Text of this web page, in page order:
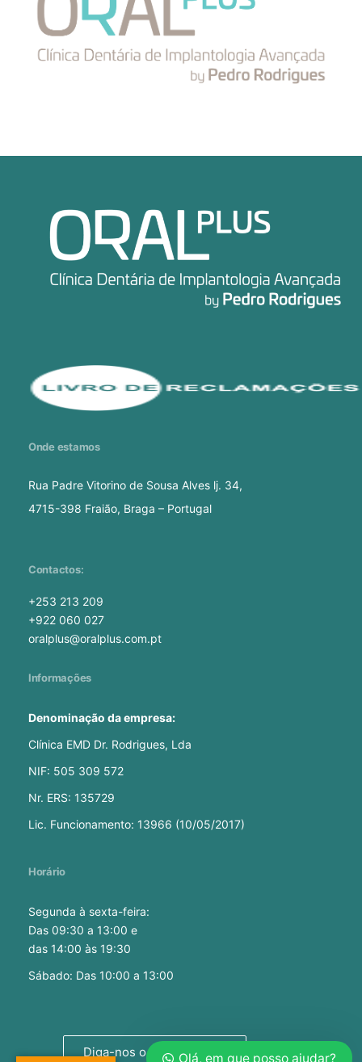
Onde estamos
Rua Padre Vitorino de Sousa Alves lj. 34,
4715-398 Fraião, Braga – Portugal
Contactos:
+253 213 209
+922 060 027
oralplus@oralplus.com.pt
Informações
Denominação da empresa:
Clínica EMD Dr. Rodrigues, Lda
NIF: 505 309 572
Nr. ERS: 135729
Lic. Funcionamento: 13966 (10/05/2017)
Horário
Segunda à sexta-feira:
Das 09:30 a 13:00 e
das 14:00 às 19:30
Sábado: Das 10:00 a 13:00
Diga-nos o seu feedbackOlá, em que posso ajudar?